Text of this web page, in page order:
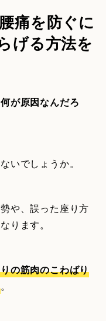
痛を防ぐに
げる方法を
が原因なんだろ
いでしょうか。
や、誤った座り方
ります。
の筋肉のこわばり
。